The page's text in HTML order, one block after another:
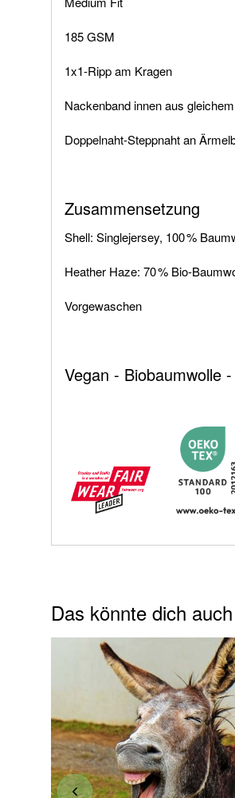
185 GSM
1x1-Ripp am Kragen
Nackenband innen aus
Doppelnaht-Steppnaht an
Zusammensetzung
Shell: Singlejersey, 100 %
Heather Haze: 70 % Bio-
Vorgewaschen
Vegan - Biobaumwolle
Das könnte dich